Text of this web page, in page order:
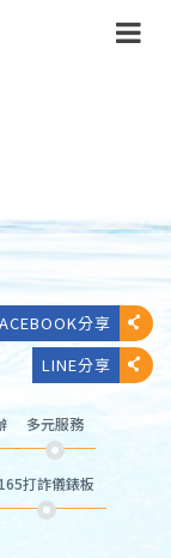
分享
LINE分享
多元服務
165打詐儀錶板